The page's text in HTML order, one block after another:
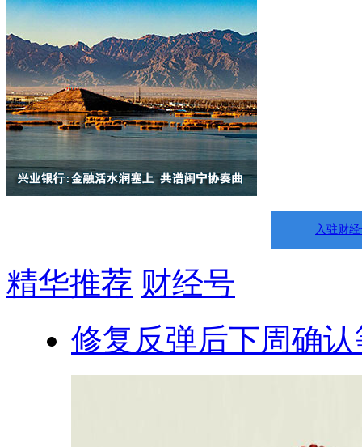
入驻财
精华推荐 财经号
修复反弹后下周确